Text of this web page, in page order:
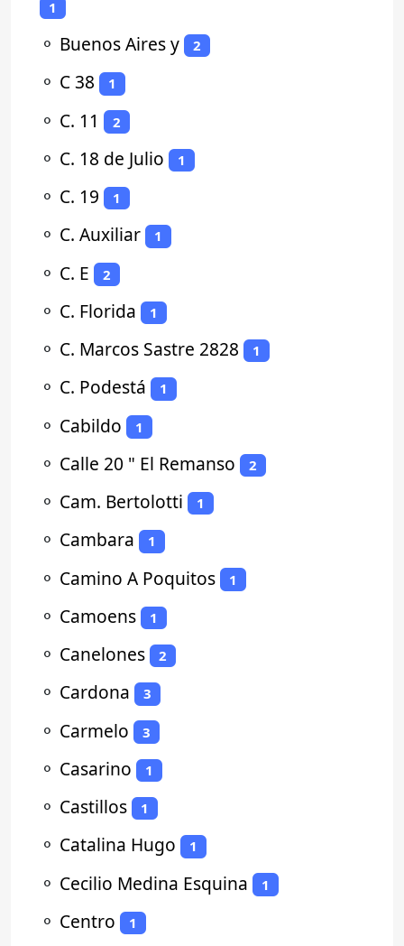
1
⚬ Buenos Aires y 2
⚬ C 38 1
⚬ C. 11 2
⚬ C. 18 de Julio 1
⚬ C. 19 1
⚬ C. Auxiliar 1
⚬ C. E 2
⚬ C. Florida 1
⚬ C. Marcos Sastre 2828 1
⚬ C. Podestá 1
⚬ Cabildo 1
⚬ Calle 20 " El Remanso 2
⚬ Cam. Bertolotti 1
⚬ Cambara 1
⚬ Camino A Poquitos 1
⚬ Camoens 1
⚬ Canelones 2
⚬ Cardona 3
⚬ Carmelo 3
⚬ Casarino 1
⚬ Castillos 1
⚬ Catalina Hugo 1
⚬ Cecilio Medina Esquina 1
⚬ Centro 1